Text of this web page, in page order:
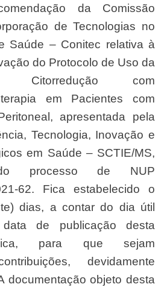
da Comissão
de Tecnologias no
Saúde – Conitec relativa à
do Protocolo de Uso da
Citorredução com
em Pacientes com
apresentada pela
Tecnologia, Inovação e
em Saúde – SCTIE/MS,
processo de NUP
62. Fica estabelecido o
dias, a contar do dia útil
de publicação desta
para que sejam
devidamente
documentação objeto desta